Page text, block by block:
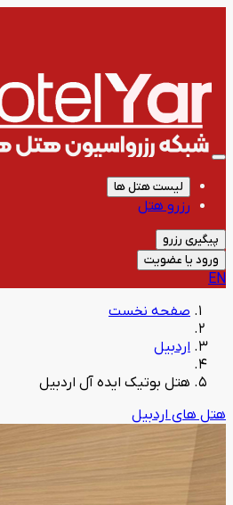
لیست هتل ها
رزرو هتل
پیگیری رزرو
ورود یا عضویت
EN
صفحه نخست
اردبیل
هتل بوتیک ایده آل اردبیل
هتل های اردبیل